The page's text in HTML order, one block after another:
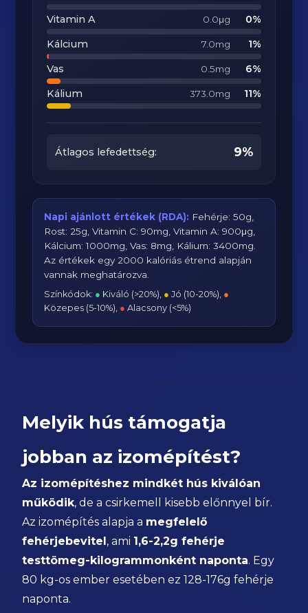
Vitamin A
0.0μg
0%
Kálcium
7.0mg
1%
Vas
0.5mg
6%
Kálium
373.0mg 11%
Átlagos lefedettség: 9%
Napi ajánlott értékek (RDA): Fehérje: 50g,
Rost: 25g, Vitamin C: 90mg, Vitamin A: 900μg,
Kálcium: 1000mg, Vas: 8mg, Kálium: 3400mg.
Az értékek egy 2000 kalóriás étrend alapján
vannak meghatározva.
Színkódok: ● Kiváló (>20%), ● Jó (10-20%), ●
Közepes (5-10%), ● Alacsony (<5%)
Melyik hús támogatja
jobban az izomépítést?
Az izomépítéshez mindkét hús kiválóan
működik, de a csirkemell kisebb előnnyel bír.
Az izomépítés alapja a megfelelő
fehérjebevitel, ami 1,6-2,2g fehérje
testtömeg-kilogrammonként naponta. Egy
80 kg-os ember esetében ez 128-176g fehérje
naponta.